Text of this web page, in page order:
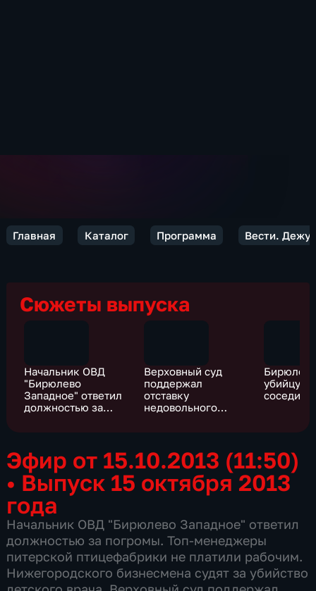
Главная Каталог Программа Вести.
Сюжеты выпуска
Начальник ОВД
"Бирюлево
Западное" ответил
должностью за
Верховный суд
поддержал
отставку
недовольного
убийцу
соседи
Эфир от 15.10.2013 (11:50)
• Выпуск 15 октября 2013
года
Начальник ОВД "Бирюлево Западное" ответил
должностью за погромы. Топ-менеджеры
питерской птицефабрики не платили рабочим.
Нижегородского бизнесмена судят за убийство